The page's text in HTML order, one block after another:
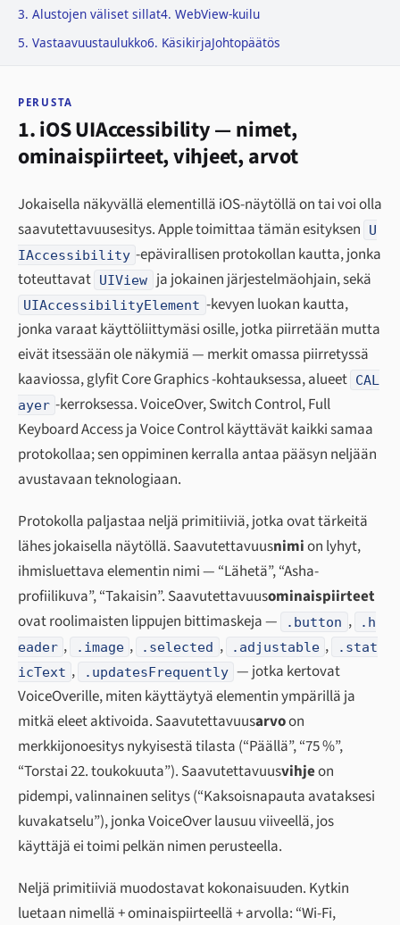
3. Alustojen väliset sillat4. WebView-kuilu
5. Vastaavuustaulukko6. KäsikirjaJohtopäätös
PERUSTA
1. iOS UIAccessibility — nimet,
ominaispiirteet, vihjeet, arvot
Jokaisella näkyvällä elementillä iOS-näytöllä on tai voi olla
saavutettavuusesitys. Apple toimittaa tämän esityksen
U
IAccessibility -epävirallisen protokollan kautta, jonka
toteuttavat UIView ja jokainen järjestelmäohjain, sekä
UIAccessibilityElement -kevyen luokan kautta,
jonka varaat käyttöliittymäsi osille, jotka piirretään mutta
eivät itsessään ole näkymiä — merkit omassa piirretyssä
kaaviossa, glyfit Core Graphics -kohtauksessa, alueet CAL
ayer -kerroksessa. VoiceOver, Switch Control, Full
Keyboard Access ja Voice Control käyttävät kaikki samaa
protokollaa; sen oppiminen kerralla antaa pääsyn neljään
avustavaan teknologiaan.
Protokolla paljastaa neljä primitiiviä, jotka ovat tärkeitä
lähes jokaisella näytöllä. Saavutettavuusnimion lyhyt,
ihmisluettava elementin nimi — “Lähetä”, “Asha-
profiilikuva”, “Takaisin”. Saavutettavuusominaispiirteet
ovat roolimaisten lippujen bittimaskeja —
.button ,
.h
eader , .image , .selected , .adjustable ,
.stat
icText , .updatesFrequently — jotka kertovat
VoiceOverille, miten käyttäytyä elementin ympärillä ja
mitkä eleet aktivoida. Saavutettavuusarvoon
merkkijonoesitys nykyisestä tilasta (“Päällä”, “75 %”,
“Torstai 22. toukokuuta”). Saavutettavuusvihjeon
pidempi, valinnainen selitys (“Kaksoisnapauta avataksesi
kuvakatselu”), jonka VoiceOver lausuu viiveellä, jos
käyttäjä ei toimi pelkän nimen perusteella.
Neljä primitiiviä muodostavat kokonaisuuden. Kytkin
luetaan nimellä + ominaispiirteellä + arvolla: “Wi-Fi,